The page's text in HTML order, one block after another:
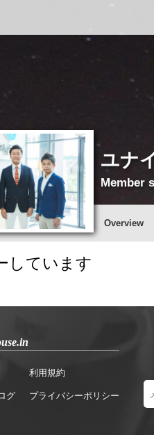
ユナ
Member
Overview
しています
グ
利用規約
プライバシーポリシー